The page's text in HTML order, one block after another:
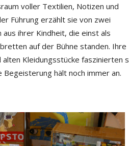
voller Textilien, Notizen und
Führung erzählt sie von zwei
aus ihrer Kindheit, die einst als
auf der Bühne standen. Ihre
Kleidungsstücke faszinierten
hält noch immer an.